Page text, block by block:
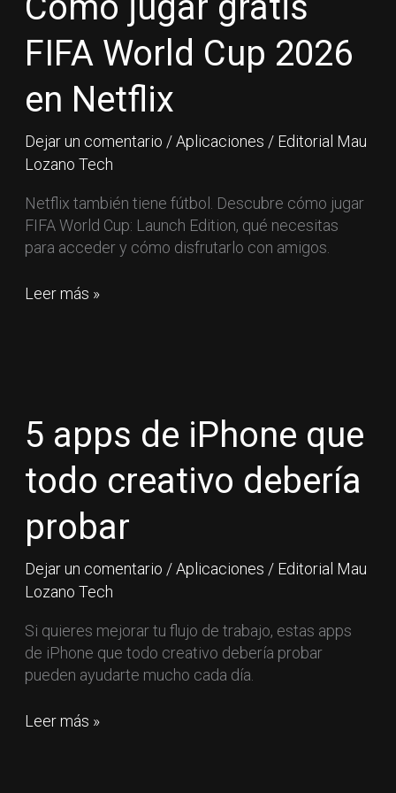
FIFA World Cup 2026
en Netflix
Dejar un comentario /Aplicaciones / Editorial Mau
Lozano Tech
Netflix también tiene fútbol. Descubre cómo jugar
FIFA World Cup: Launch Edition, qué necesitas
para acceder y cómo disfrutarlo con amigos.
FIFA
World
Cup
en
Leer más »
5 apps de iPhone que
todo creativo debería
probar
Dejar un comentario /Aplicaciones / Editorial Mau
Lozano Tech
Si quieres mejorar tu flujo de trabajo, estas apps
de iPhone que todo creativo debería probar
pueden ayudarte mucho cada día.
de
iPhone
que
todo
debería
Leer más »